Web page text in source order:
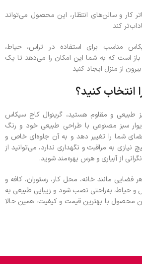
کار و سالن‌های انتظار، این محصول می‌تواند
کند
مناسب برای استفاده در تراس، حیاط،
است که به شما این امکان را می‌دهد تا یک
از منزل ایجاد کنید
انتخاب کنید؟
طبیعی و مقاوم هستید، گرینوال کاج سیکاس
سبز مصنوعی با طراحی طبیعی خود و رنگ
شما را تغییر دهد و به آن جلوه‌ای خاص و
نیازی به مراقبت و نگهداری ندارد، می‌توانید از
از آبیاری و هرس بهره‌مند شوید.
فضایی مانند خانه، محل کار، رستوران، کافه و
و حیاط، به‌راحتی نصب شود و زیبایی طبیعی به
محصول با بهترین قیمت و کیفیت، همین حالا